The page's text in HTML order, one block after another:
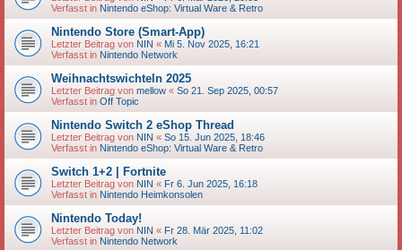
Verfasst in Nintendo eShop: Virtual Ware & Retro
Nintendo Store (Smart-App)
Letzter Beitrag von NIN « Mi 5. Nov 2025, 16:21
Verfasst in Nintendo Network
Weihnachtswichteln 2025
Letzter Beitrag von mellow « So 21. Sep 2025, 00:57
Verfasst in Off Topic
Nintendo Switch 2 eShop Thread
Letzter Beitrag von NIN « So 15. Jun 2025, 18:46
Verfasst in Nintendo eShop: Virtual Ware & Retro
Switch 1+2 | Fortnite
Letzter Beitrag von NIN « Fr 6. Jun 2025, 16:18
Verfasst in Nintendo Heimkonsolen
Nintendo Today!
Letzter Beitrag von NIN « Fr 28. Mär 2025, 11:02
Verfasst in Nintendo Network